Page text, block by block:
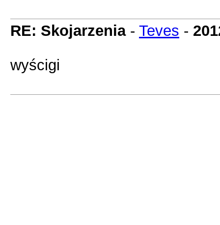
RE: Skojarzenia- Teves -
wyścigi